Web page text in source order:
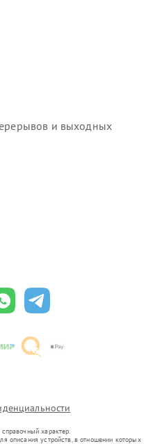
и выходных
характер.
описания устройств, в отношении которых